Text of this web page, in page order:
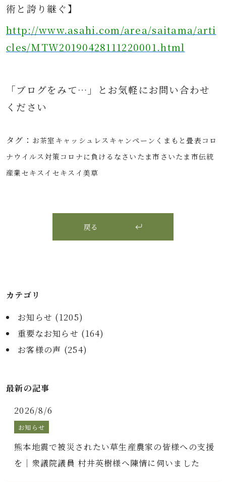
術と誇り継ぐ】
http://www.asahi.com/area/saitama/arti
cles/MTW20190428111220001.html
「ブログをみて…」とお気軽にお問い合わせ
ください
タグ： お茶室 キャッシュレス キャンペーン くまもと畳表 コロ
ナウイルス対策 コロナに負けるな さいたま市 さいたま市伝統
産業セキスイ セキスイ美草
戻る
カテゴリ
お知らせ (1205)
重要なお知らせ (164)
お客様の声 (254)
最新の記事
2026/8/6
お知らせ
熊本地震で被災されたい草生産農家の皆様への支援
を｜衆議院議員 村井英樹様へ陳情に伺いました